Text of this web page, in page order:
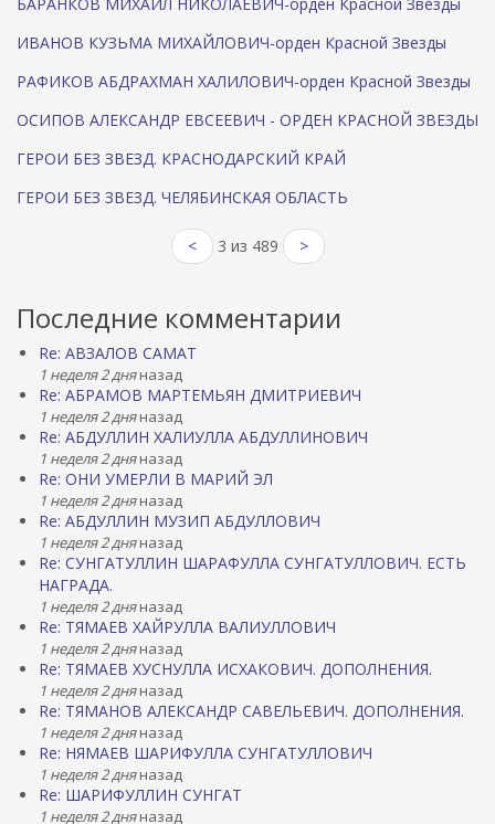
ИВАНОВ КУЗЬМА МИХАЙЛОВИЧ-орден Красной Звезды
РАФИКОВ АБДРАХМАН ХАЛИЛОВИЧ-орден Красной Звезды
ОСИПОВ АЛЕКСАНДР ЕВСЕЕВИЧ - ОРДЕН КРАСНОЙ ЗВЕЗДЫ
ГЕРОИ БЕЗ ЗВЕЗД. КРАСНОДАРСКИЙ КРАЙ
ГЕРОИ БЕЗ ЗВЕЗД. ЧЕЛЯБИНСКАЯ ОБЛАСТЬ
< 3 из 489 >
Последние комментарии
Re: АВЗАЛОВ САМАТ
1 неделя 2 дняназад
Re: АБРАМОВ МАРТЕМЬЯН ДМИТРИЕВИЧ
1 неделя 2 дняназад
Re: АБДУЛЛИН ХАЛИУЛЛА АБДУЛЛИНОВИЧ
1 неделя 2 дняназад
Re: ОНИ УМЕРЛИ В МАРИЙ ЭЛ
1 неделя 2 дняназад
Re: АБДУЛЛИН МУЗИП АБДУЛЛОВИЧ
1 неделя 2 дняназад
Re: СУНГАТУЛЛИН ШАРАФУЛЛА СУНГАТУЛЛОВИЧ. ЕСТЬ
НАГРАДА.
1 неделя 2 дняназад
Re: ТЯМАЕВ ХАЙРУЛЛА ВАЛИУЛЛОВИЧ
1 неделя 2 дняназад
Re: ТЯМАЕВ ХУСНУЛЛА ИСХАКОВИЧ. ДОПОЛНЕНИЯ.
1 неделя 2 дняназад
Re: ТЯМАНОВ АЛЕКСАНДР САВЕЛЬЕВИЧ. ДОПОЛНЕНИЯ.
1 неделя 2 дняназад
Re: НЯМАЕВ ШАРИФУЛЛА СУНГАТУЛЛОВИЧ
1 неделя 2 дняназад
Re: ШАРИФУЛЛИН СУНГАТ
1 неделя 2 дняназад